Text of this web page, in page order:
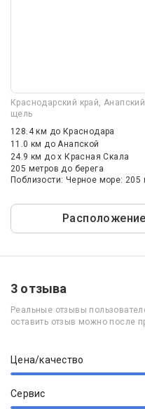
Краснодарский край,
щель
128.4 км до Краснодара
11.0 кмдо Анапской
24.9 кмдо х Красная Скала
205 метров до берега
Поблизости: Черное море: 205
3 отзыва
Реальные отзывы
оставить отзыв можно после
Цена/качество
Сервис